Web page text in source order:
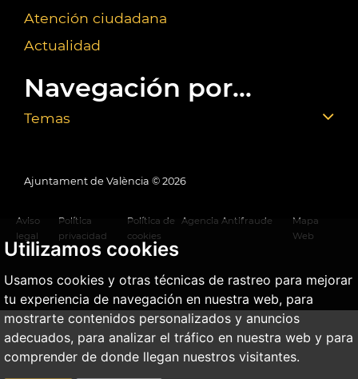
Utilizamos cookies
Usamos cookies y otras técnicas de rastreo para mejorar
tu experiencia de navegación en nuestra web, para
mostrarte contenidos personalizados y anuncios
adecuados, para analizar el tráfico en nuestra web y para
comprender de donde llegan nuestros visitantes.
Atención ciudadana
Actualidad
Navegación por...
Temas
Ajuntament de València © 2026
Aviso
legal
Política
privacidad
Política de
cookies
Agencia Antifraude
Mapa
Web